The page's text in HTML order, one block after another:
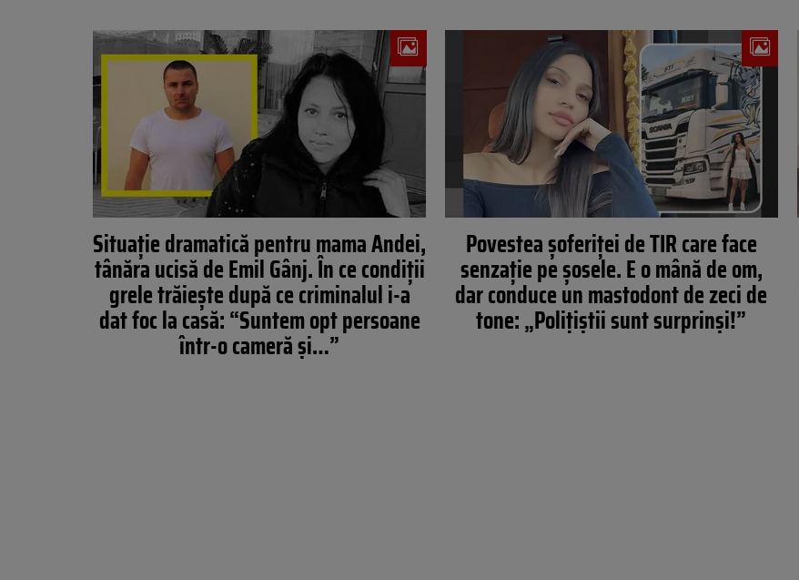
Situație dramatică pentru mama Andei,
tânăra ucisă de Emil Gânj. În ce condiții
grele trăiește după ce criminalul i-a
dat foc la casă: “Suntem opt persoane
într-o cameră și…”
Povestea șoferiței de TIR care face
senzație pe șosele. E o mână de om,
dar conduce un mastodont de zeci de
tone: „Polițiștii sunt surprinși!”